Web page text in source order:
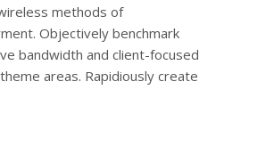
methods of
Objectively benchmark
bandwidth and client-focused
areas. Rapidiously create